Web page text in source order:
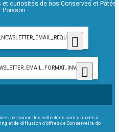
curiosités de nos Conserves et Pâtés
Poisson.
personnelles collectées sont utilisés à
et de diffusion d'offres de Conserveira do